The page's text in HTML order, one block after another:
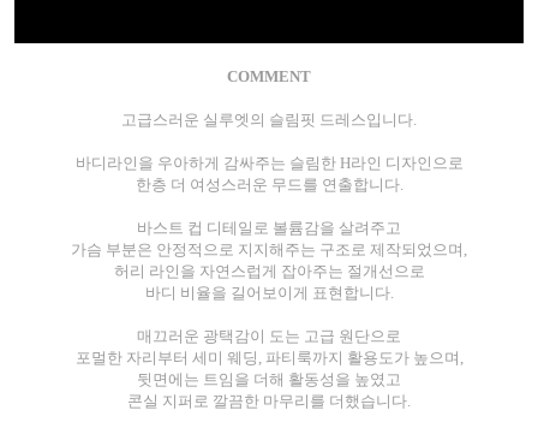
COMMENT
고급스러운 실루엣의 슬림핏 드레스입니다.
바디라인을 우아하게 감싸주는 슬림한 H라인 디자인으로
한층 더 여성스러운 무드를 연출합니다.
바스트 컵 디테일로 볼륨감을 살려주고
가슴 부분은 안정적으로 지지해주는 구조로 제작되었으며,
허리 라인을 자연스럽게 잡아주는 절개선으로
바디 비율을 길어보이게 표현합니다.
매끄러운 광택감이 도는 고급 원단으로
포멀한 자리부터 세미 웨딩, 파티룩까지 활용도가 높으며,
뒷면에는 트임을 더해 활동성을 높였고
콘실 지퍼로 깔끔한 마무리를 더했습니다.